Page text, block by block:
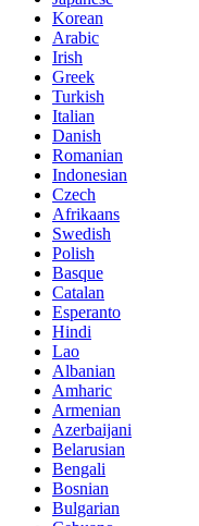
Korean
Arabic
Irish
Greek
Turkish
Italian
Danish
Romanian
Indonesian
Czech
Afrikaans
Swedish
Polish
Basque
Catalan
Esperanto
Hindi
Lao
Albanian
Amharic
Armenian
Azerbaijani
Belarusian
Bengali
Bosnian
Bulgarian